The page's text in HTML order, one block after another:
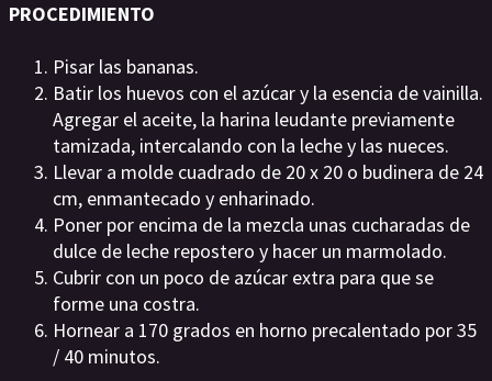
PROCEDIMIENTO
Pisar las bananas.
Batir los huevos con el azúcar y la esencia de vainilla.
Agregar el aceite, la harina leudante previamente
tamizada, intercalando con la leche y las nueces.
Llevar a molde cuadrado de 20 x 20 o budinera de 24
cm, enmantecado y enharinado.
Poner por encima de la mezcla unas cucharadas de
dulce de leche repostero y hacer un marmolado.
Cubrir con un poco de azúcar extra para que se
forme una costra.
Hornear a 170 grados en horno precalentado por 35
/ 40 minutos.